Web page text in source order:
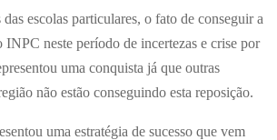
escolas particulares, o fato de conseguir a
INPC neste período de incertezas e crise por
uma conquista já que outras
não estão conseguindo esta reposição.
uma estratégia de sucesso que vem